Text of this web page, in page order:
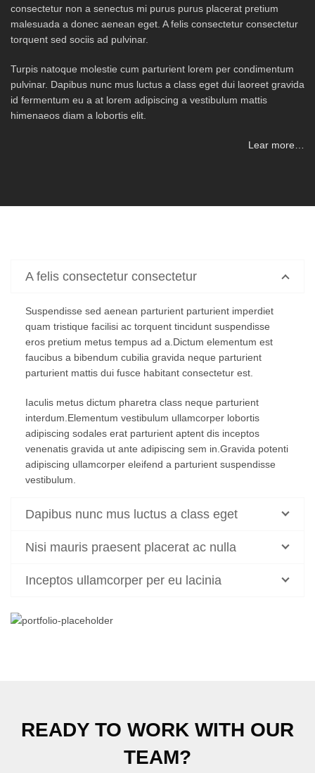
consectetur non a senectus mi purus purus placerat pretium
malesuada a donec aenean eget. A felis consectetur consectetur
torquent sed sociis ad pulvinar.
Turpis natoque molestie cum parturient lorem per condimentum
pulvinar. Dapibus nunc mus luctus a class eget dui laoreet gravida
id fermentum eu a at lorem adipiscing a vestibulum mattis
himenaeos diam a lobortis elit.
Lear more…
A felis consectetur consectetur
Suspendisse sed aenean parturient parturient imperdiet
quam tristique facilisi ac torquent tincidunt suspendisse
eros pretium metus tempus ad a.Dictum elementum est
faucibus a bibendum cubilia gravida neque parturient
parturient mattis dui fusce habitant consectetur est.
Iaculis metus dictum pharetra class neque parturient
interdum.Elementum vestibulum ullamcorper lobortis
adipiscing sodales erat parturient aptent dis inceptos
venenatis gravida ut ante adipiscing sem in.Gravida potenti
adipiscing ullamcorper eleifend a parturient suspendisse
vestibulum.
Dapibus nunc mus luctus a class eget
Nisi mauris praesent placerat ac nulla
Inceptos ullamcorper per eu lacinia
READY TO WORK WITH OUR
TEAM?